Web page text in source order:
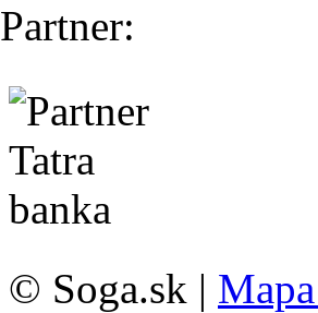
Partner:
© Soga.sk |